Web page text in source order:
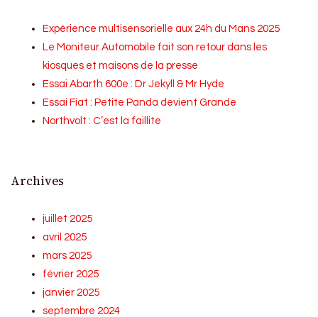
Expérience multisensorielle aux 24h du Mans 2025
Le Moniteur Automobile fait son retour dans les
kiosques et maisons de la presse
Essai Abarth 600e : Dr Jekyll & Mr Hyde
Essai Fiat : Petite Panda devient Grande
Northvolt : C’est la faillite
Archives
juillet 2025
avril 2025
mars 2025
février 2025
janvier 2025
septembre 2024